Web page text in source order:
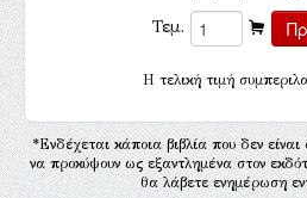
Τεμ.
H τελική τιμή
*Ενδέχεται κάποια βιβλία που δεν
να προκύψουν ως εξαντλημένα στον
θα λάβετε ενημέρωση